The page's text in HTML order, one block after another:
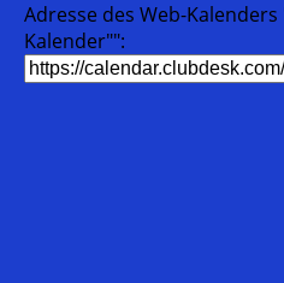
Adresse des Web-Kalenders
Kalender"":